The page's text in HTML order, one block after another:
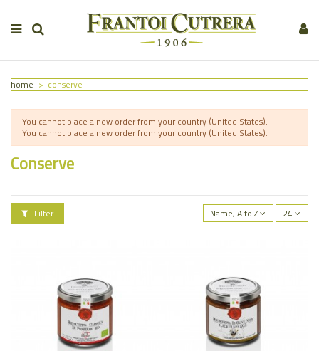
home conserve
You cannot place a new order from your country (United States).
You cannot place a new order from your country (United States).
Conserve
Filter Name, A to Z 24